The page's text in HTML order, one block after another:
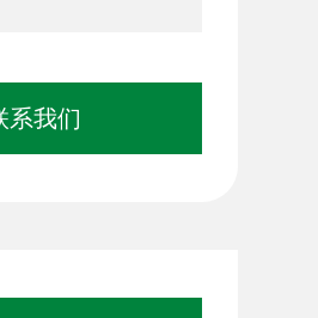
系我们